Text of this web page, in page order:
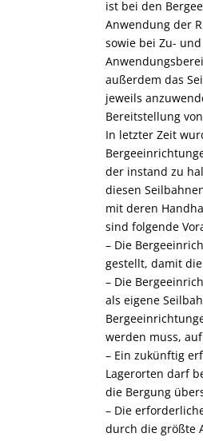
ist bei den
Anwendung der
sowie bei Zu-
außerdem das
jeweils
Bereitstellung
In letzter Zeit
der instand zu
diesen
mit deren
sind folgende
– Die
gestellt, damit
– Die
als eigene
werden muss,
– Ein zukünftig
Lagerorten darf
die Bergung
– Die
durch die größte